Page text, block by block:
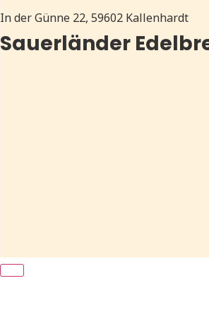
In der Günne 22, 59602 Kallenhardt
Sauerländer